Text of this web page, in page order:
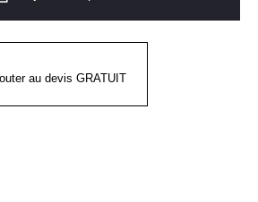
au devis GRATUIT